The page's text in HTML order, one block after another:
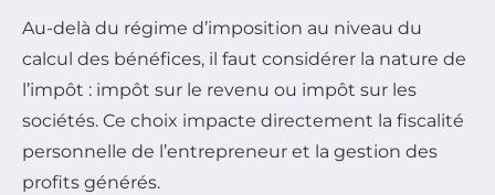
Au-delà du régime d’imposition au niveau du
calcul des bénéfices, il faut considérer la nature de
l’impôt : impôt sur le revenu ou impôt sur les
sociétés. Ce choix impacte directement la fiscalité
personnelle de l’entrepreneur et la gestion des
profits générés.